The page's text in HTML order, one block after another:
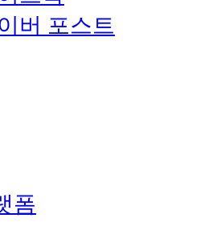
버 포스트
폼